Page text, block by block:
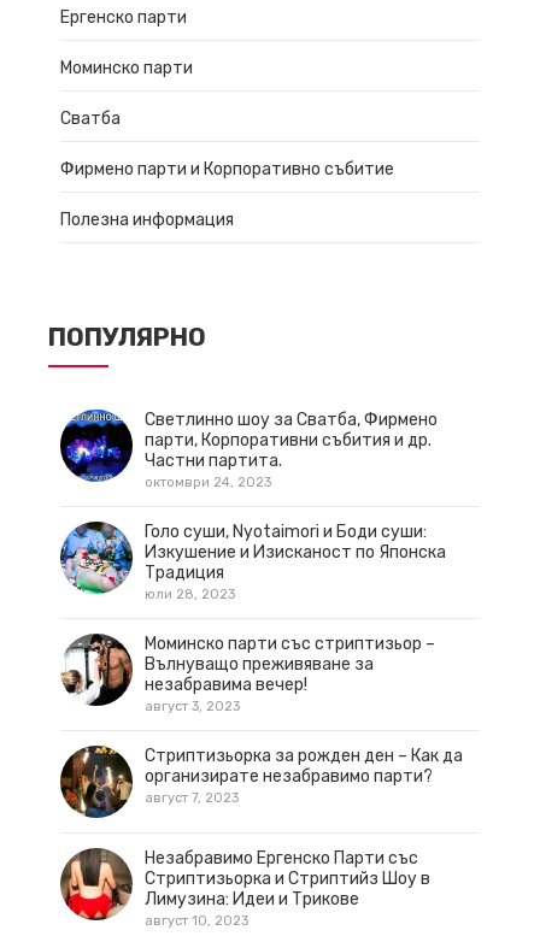
Ергенско парти
Моминско парти
Сватба
Фирмено парти и Корпоративно събитие
Полезна информация
ПОПУЛЯРНО
Светлинно шоу за Сватба, Фирмено
парти, Корпоративни събития и др.
Частни партита.
октомври 24, 2023
Голо суши, Nyotaimori и Боди суши:
Изкушение и Изисканост по Японска
Традиция
юли 28, 2023
Моминско парти със стриптизьор –
Вълнуващо преживяване за
незабравима вечер!
август 3, 2023
Стриптизьорка за рожден ден – Как да
организирате незабравимо парти?
август 7, 2023
Незабравимо Ергенско Парти със
Стриптизьорка и Стриптийз Шоу в
Лимузина: Идеи и Трикове
август 10, 2023